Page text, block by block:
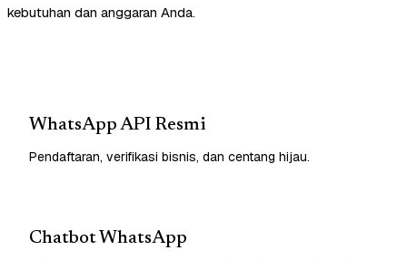
kebutuhan dan anggaran Anda.
WhatsApp API Resmi
Pendaftaran, verifikasi bisnis, dan centang hijau.
Chatbot WhatsApp